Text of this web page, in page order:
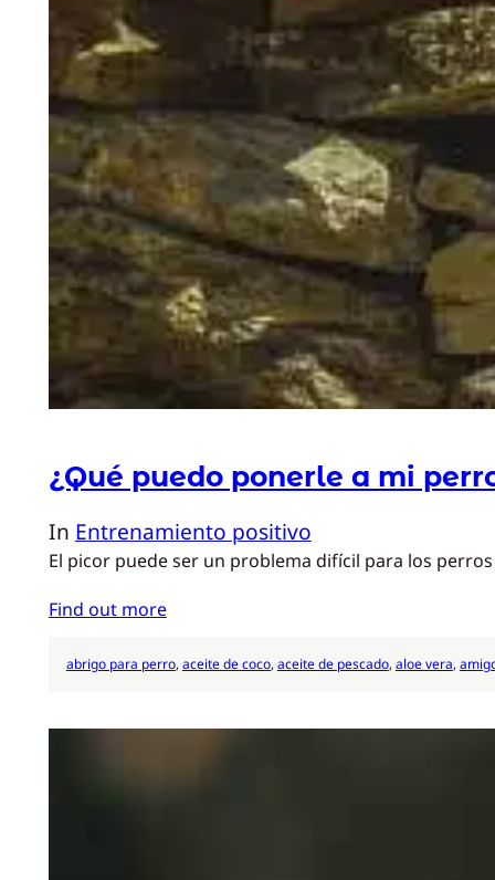
¿Qué puedo ponerle a mi
In Entrenamiento positivo
El picor puede ser un problema difícil para los
Find out more
abrigo para perro, aceite de coco, aceite de pescado, aloe vera,